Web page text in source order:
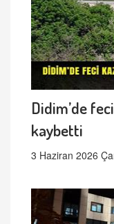
Didim’de
kaybetti
3 Haziran 2026